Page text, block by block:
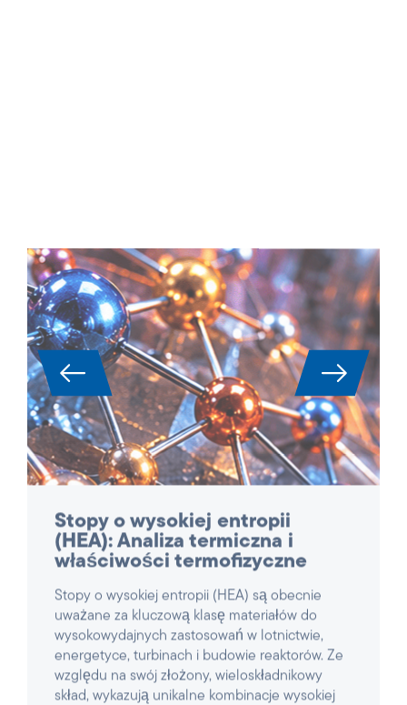
Stopy o wysokiej entropii
(HEA): Analiza termiczna i
właściwości termofizyczne
Stopy o wysokiej entropii (HEA) są obecnie
uważane za kluczową klasę materiałów do
wysokowydajnych zastosowań w lotnictwie,
energetyce, turbinach i budowie reaktorów. Ze
względu na swój złożony, wieloskładnikowy
wytrzymałości, odporności na temperaturę i
utlenianie – ale jednocześnie są niezwykle
trudne do scharakteryzowania.